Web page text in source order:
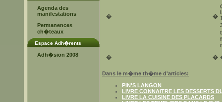
� �
� �
Dans le m�me th�me d'articles:
PIN'S LANGON
LIVRE CONNAITRE LES DESSERTS
LIVRE LA CUISINE DES PLACARDS
Agenda des
manifestations
Permanences
ch�teaux
Espace Adh�rents
Adh�sion 2008